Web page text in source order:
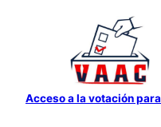
contenido
Acceso a la votación